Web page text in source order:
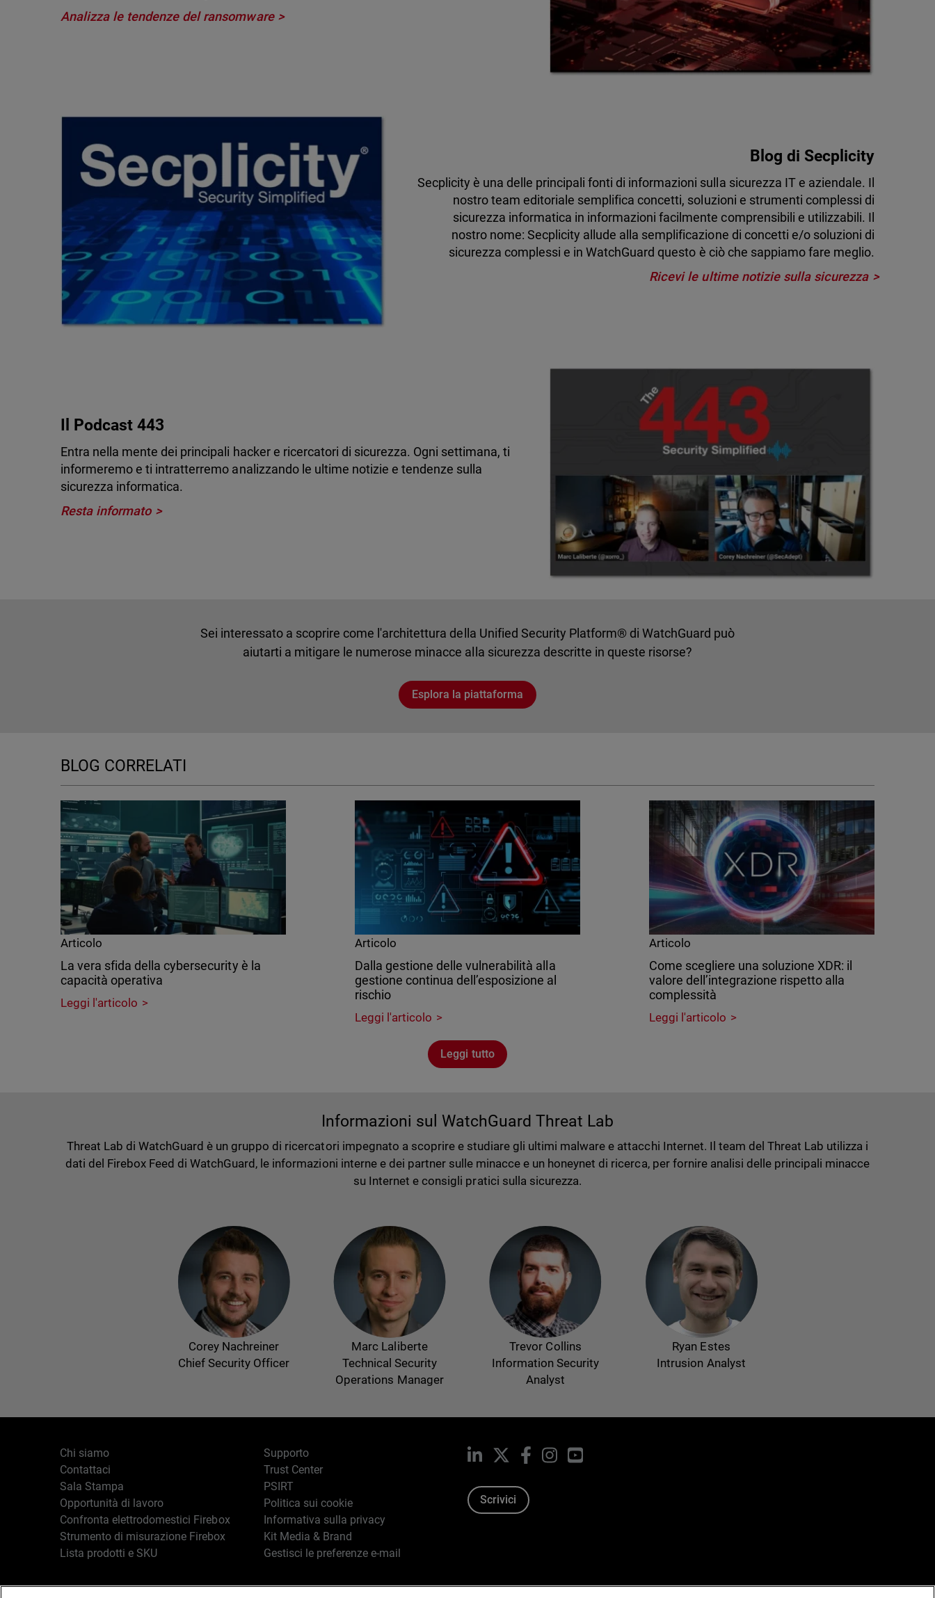
Analizza le tendenze del ransomware
Blog di Secplicity
Secplicity è una delle principali fonti di informazioni sulla sicurezza IT e aziendale. Il
nostro team editoriale semplifica concetti, soluzioni e strumenti complessi di
sicurezza informatica in informazioni facilmente comprensibili e utilizzabili. Il
nostro nome: Secplicity allude alla semplificazione di concetti e/o soluzioni di
sicurezza complessi e in WatchGuard questo è ciò che sappiamo fare meglio.
Ricevi le ultime notizie sulla sicurezza
Il Podcast 443
Entra nella mente dei principali hacker e ricercatori di sicurezza. Ogni settimana, ti
informeremo e ti intratterremo analizzando le ultime notizie e tendenze sulla
sicurezza informatica.
Resta informato
Sei interessato a scoprire come l'architettura della Unified Security Platform® di WatchGuard può
aiutarti a mitigare le numerose minacce alla sicurezza descritte in queste risorse?
Esplora la piattaforma
BLOG CORRELATI
Articolo
La vera sfida della cybersecurity è la
capacità operativa
Leggi l'articolo
Articolo
Dalla gestione delle vulnerabilità alla
gestione continua dell’esposizione al
rischio
Leggi l'articolo
Articolo
Come scegliere una soluzione XDR: il
valore dell’integrazione rispetto alla
complessità
Leggi l'articolo
Leggi tutto
Informazioni sul WatchGuard Threat Lab
Threat Lab di WatchGuard è un gruppo di ricercatori impegnato a scoprire e studiare gli ultimi malware e attacchi Internet. Il team del Threat Lab utilizza i
dati del Firebox Feed di WatchGuard, le informazioni interne e dei partner sulle minacce e un honeynet di ricerca, per fornire analisi delle principali minacce
su Internet e consigli pratici sulla sicurezza.
Corey Nachreiner
Chief Security Officer
Marc Laliberte
Technical Security
Operations Manager
Trevor Collins
Information Security
Analyst
Ryan Estes
Intrusion Analyst
Chi siamo
Contattaci
Sala Stampa
Opportunità di lavoro
Confronta elettrodomestici Firebox
Strumento di misurazione Firebox
Lista prodotti e SKU
Supporto
Trust Center
PSIRT
Politica sui cookie
Informativa sulla privacy
Kit Media & Brand
Gestisci le preferenze e-mail
LinkedIn Facebook
InstagramYouTube
Scrivici